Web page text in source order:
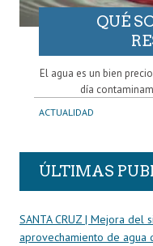
QUÉ
El agua es un bien
día
ACTUALIDAD
ÚLTIMAS
SANTA CRUZ | Mejora del
aprovechamiento de agua